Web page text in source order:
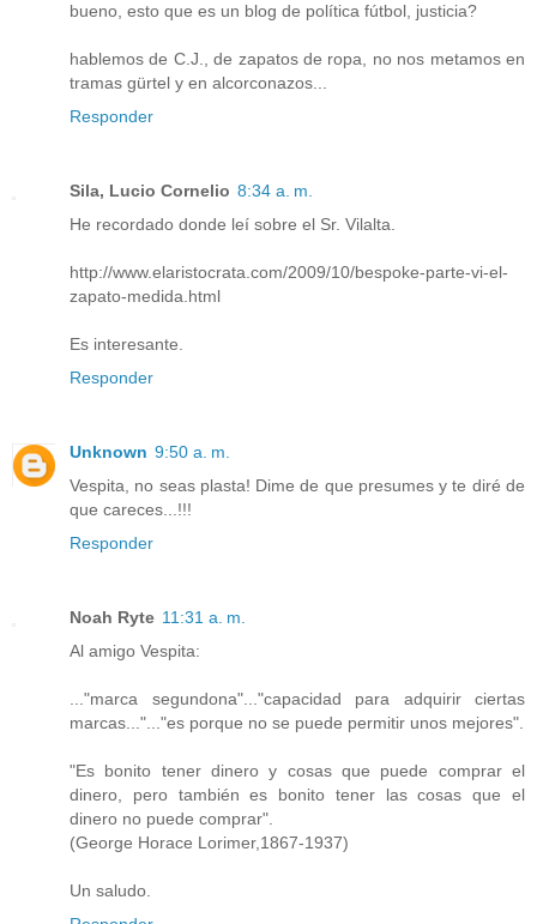
bueno, esto que es un blog de política fútbol, justicia?
hablemos de C.J., de zapatos de ropa, no nos metamos en
tramas gürtel y en alcorconazos...
Responder
Sila, Lucio Cornelio 8:34 a. m.
He recordado donde leí sobre el Sr. Vilalta.
http://www.elaristocrata.com/2009/10/bespoke-parte-vi-el-
zapato-medida.html
Es interesante.
Responder
Unknown 9:50 a. m.
Vespita, no seas plasta! Dime de que presumes y te diré de
que careces...!!!
Responder
Noah Ryte 11:31 a. m.
Al amigo Vespita:
..."marca segundona"..."capacidad para adquirir ciertas
marcas..."..."es porque no se puede permitir unos mejores".
"Es bonito tener dinero y cosas que puede comprar el
dinero, pero también es bonito tener las cosas que el
dinero no puede comprar".
(George Horace Lorimer,1867-1937)
Un saludo.